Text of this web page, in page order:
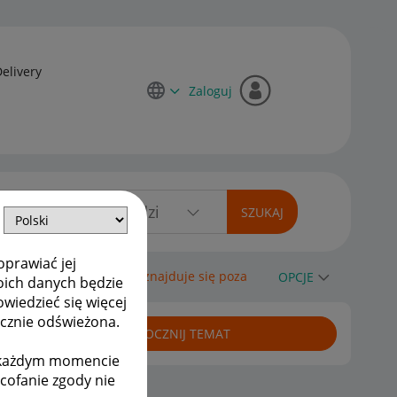
jej
danych będzie
się więcej
odświeżona.
momencie
zgody nie
Zaloguj
pocztowy nadawcy znajduje się poza OPCJE
ROZPOCZNIJ TEMAT